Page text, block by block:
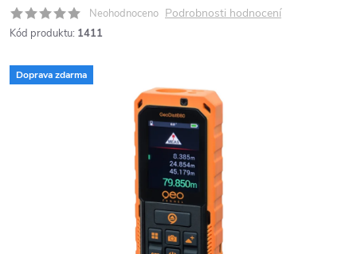
Neohodnoceno Podrobnosti hodnocení
Kód produktu: 1411
Doprava zdarma